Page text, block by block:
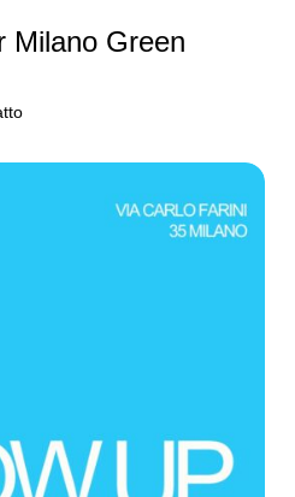
Milano Green